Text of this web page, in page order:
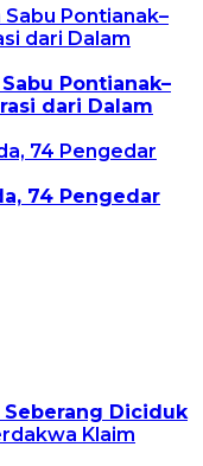
Pontianak–
dari Dalam
74 Pengedar
Diciduk